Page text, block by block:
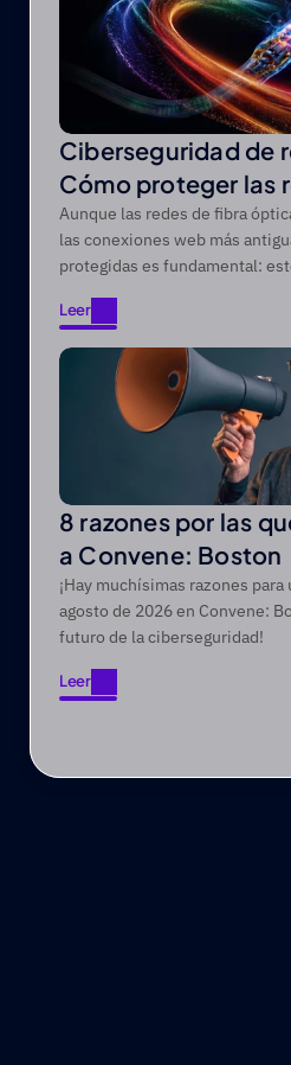
Ciberseguridad de
Cómo proteger las
óptica de las
Aunque las redes de fibra
las conexiones web más
protegidas es fundamental:
Leer
Leer
8 razones por las
a Convene: Boston
¡Hay muchísimas razones
agosto de 2026 en Convene:
futuro de la ciberseguridad!
Leer
Leer